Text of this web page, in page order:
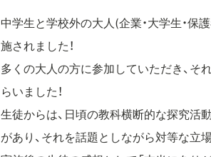
中学生と学校外の大人(企業・大学生・
施されました！
多くの大人の方に参加していただき、そ
らいました！
生徒からは、日頃の教科横断的な探究活
があり、それを話題としながら対等な立